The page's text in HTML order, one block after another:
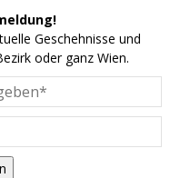
Geschehnisse und
oder ganz Wien.